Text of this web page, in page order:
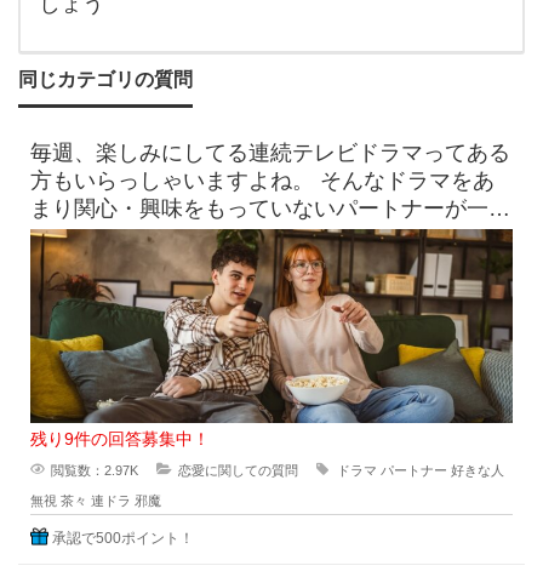
ら
同じカテゴリの質問
毎週、楽しみにしてる連続テレビドラマってある
方もいらっしゃいますよね。 そんなドラマをあ
まり関心・興味をもっていないパートナーが一緒
に見ているときに ド
残り9件の回答募集中！
閲覧数：2.97K 恋愛に関しての質問 ドラマ パートナー 好きな人
無視 茶々 連ドラ 邪魔
承認で500ポイント！